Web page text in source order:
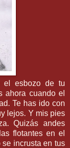
el esbozo de tu
ahora cuando el
Te has ido con
lejos. Y mis pies
Quizás andes
flotantes en el
incrusta en tus